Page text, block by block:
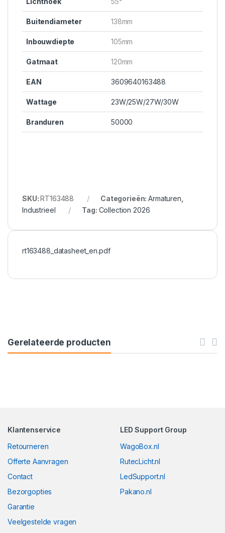
Buitendiameter 138mm
Inbouwdiepte 105mm
Gatmaat 120mm
EAN 3609640163488
Wattage 23W/25W/27W/30W
Branduren 50000
SKU:RT163488 Categorieën:Armaturen
Industrieel
Tag: Collection 2026
rt163488_datasheet_en.pdf
Gerelateerde producten
Klantenservice
Retourneren
Offerte Aanvragen
Contact
Bezorgopties
Garantie
Veelgestelde vragen
LED Support Group
WagoBox.nl
RutecLicht.nl
LedSupport.nl
Pakano.nl